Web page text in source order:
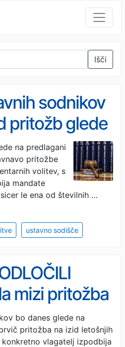
Išči
sodnikov
pritožb glede
volitev
na predlagani
pritožbe
volitev, s
mandate
le ena od številnih …
ustavno sodišče
mizi pritožba
bo danes glede na
pritožba na izid letošnjih
vlagatelj izpodbija